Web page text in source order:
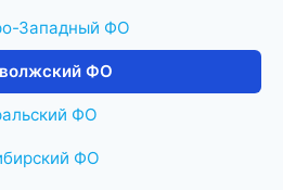
Западный ФО
ФО
ФО
ФО